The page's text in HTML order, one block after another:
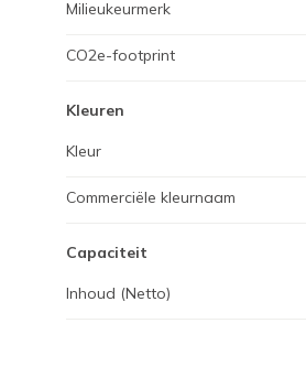
Milieukeurmerk
CO2e-footprint
Kleuren
Kleur
Commerciële kleurnaam
Capaciteit
Inhoud (Netto)